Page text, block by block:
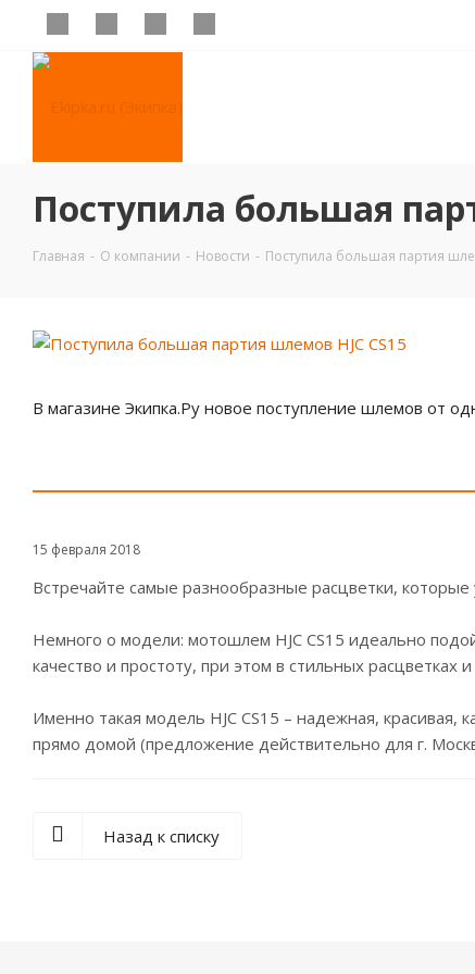
Поступила большая
Главная - О компании - Новости - Поступила большая партия
В магазине Экипка.Ру новое поступление шлемов от
15 февраля 2018
Встречайте самые разнообразные расцветки,
Немного о модели: мотошлем HJC CS15 идеально
качество и простоту, при этом в стильных расцветках
Именно такая модель HJC CS15 – надежная, красивая,
прямо домой (предложение действительно для г.
Назад к списку